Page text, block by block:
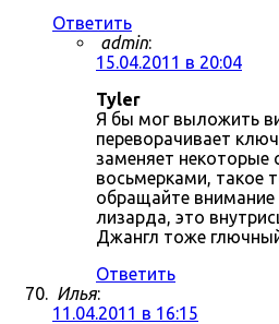
Ответить
admin:
15.04.2011 в 20:04
Tyler
Я бы мог выложить
переворачивает
заменяет
восьмерками, такое
обращайте внимание
лизарда, это
Джангл тоже
Ответить
Илья:
11.04.2011 в 16:15